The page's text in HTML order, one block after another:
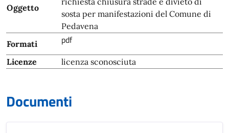
Oggetto
sosta per manifestazioni del Comune di
Pedavena
Formati
pdf
Licenze licenza sconosciuta
Documenti